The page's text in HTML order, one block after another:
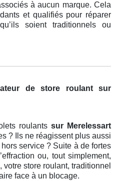
à aucun marque. Cela
et qualifiés pour réparer
soient traditionnels ou
de store roulant
sur
roulantssur Merelessart
? Ils ne réagissent plus aussi
service ? Suite à de fortes
ou, tout simplement,
store roulant, traditionnel
face à un blocage.